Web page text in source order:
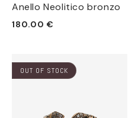
Anello Neolitico bronzo
Prezzo
180.00 €
OUT OF STOCK